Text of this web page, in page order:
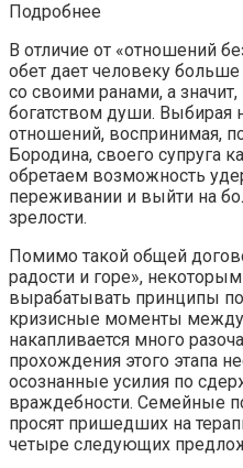
Подробнее
В отличие от «отношений
обет дает человеку
со своими ранами, а
богатством души. Выбирая
отношений, воспринимая,
Бородина, своего супруга
обретаем возможность
переживании и выйти на
зрелости.
Помимо такой общей
радости и горе»,
вырабатывать принципы
кризисные моменты
накапливается много
прохождения этого этапа
осознанные усилия по
враждебности. Семейные
просят пришедших на
четыре следующих